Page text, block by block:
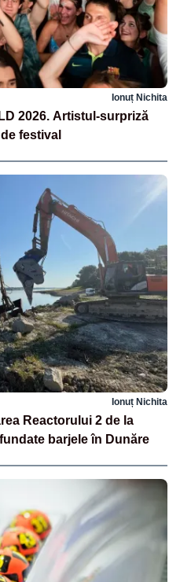
Ionuț Nichita
2026. Artistul-surpriză
festival
Ionuț Nichita
Reactorului 2 de la
barjele în Dunăre